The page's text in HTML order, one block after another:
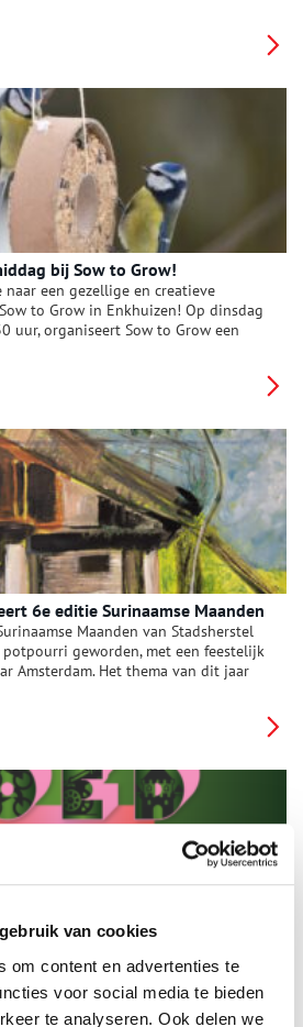
van cookies
om content en advertenties te
voor social media te bieden
te analyseren. Ook delen we
bij Sow to Grow!
een gezellige en creatieve
to Grow in Enkhuizen! Op dinsdag
uur, organiseert Sow to Grow een
6e editie Surinaamse Maanden
Maanden van Stadsherstel
potpourri geworden, met een feestelijk
Amsterdam. Het thema van dit jaar
in Gooi en Vechtstreek centraal
het Erfgoedfestival Gooi & Vecht!
je hoe makers met hun creativiteit,